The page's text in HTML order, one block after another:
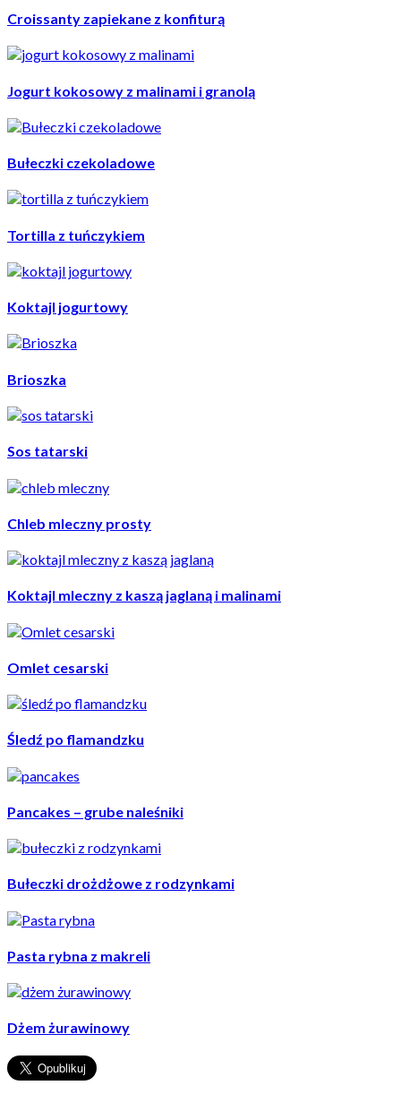
Croissanty zapiekane z konfiturą
Jogurt kokosowy z malinami i granolą
Bułeczki czekoladowe
Tortilla z tuńczykiem
Koktajl jogurtowy
Brioszka
Sos tatarski
Chleb mleczny prosty
Koktajl mleczny z kaszą jaglaną i malinami
Omlet cesarski
Śledź po flamandzku
Pancakes – grube naleśniki
Bułeczki drożdżowe z rodzynkami
Pasta rybna z makreli
Dżem żurawinowy